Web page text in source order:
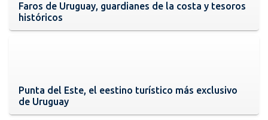
Faros de Uruguay, guardianes de la costa y tesoros
históricos
Punta del Este, el eestino turístico más exclusivo
de Uruguay